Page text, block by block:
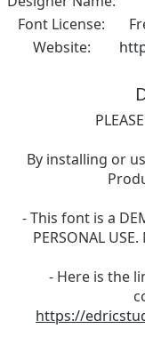
Font License:
Website:
By installing or
- This font is a
PERSONAL
- Here is the
https://